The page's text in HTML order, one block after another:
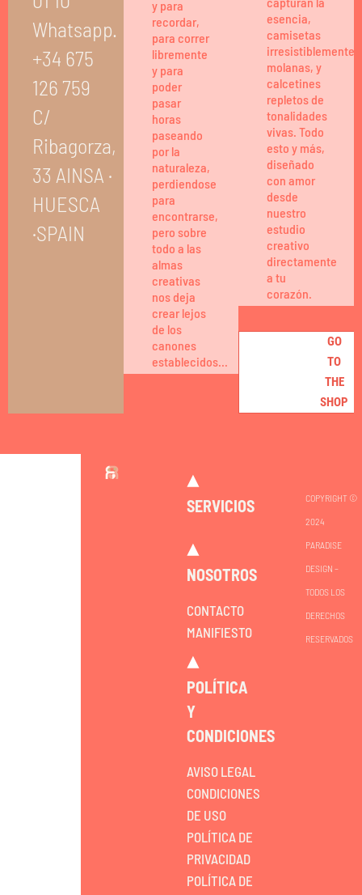
Whatsapp.
+34 675
126 759
C/
Ribagorza,
33 AINSA ·
HUESCA
·SPAIN
y para
recordar,
para correr
libremente
y para
poder
pasar
horas
paseando
por la
naturaleza,
perdiendose
para
encontrarse,
pero sobre
todo a las
almas
creativas
nos deja
crear lejos
de los
canones
establecidos...
esencia,
camisetas
irresistiblemente
molanas, y
calcetines
repletos de
tonalidades
vivas. Todo
esto y más,
diseñado
con amor
desde
nuestro
estudio
creativo
directamente
a tu
corazón.
GO
TO
THE
SHOP
SERVICIOS
NOSOTROS
CONTACTO
MANIFIESTO
POLÍTICA
Y
CONDICIONES
AVISO LEGAL
CONDICIONES
DE USO
POLÍTICA DE
PRIVACIDAD
POLÍTICA DE
COPYRIGHT ©
2024
PARADISE
DESIGN –
TODOS LOS
DERECHOS
RESERVADOS